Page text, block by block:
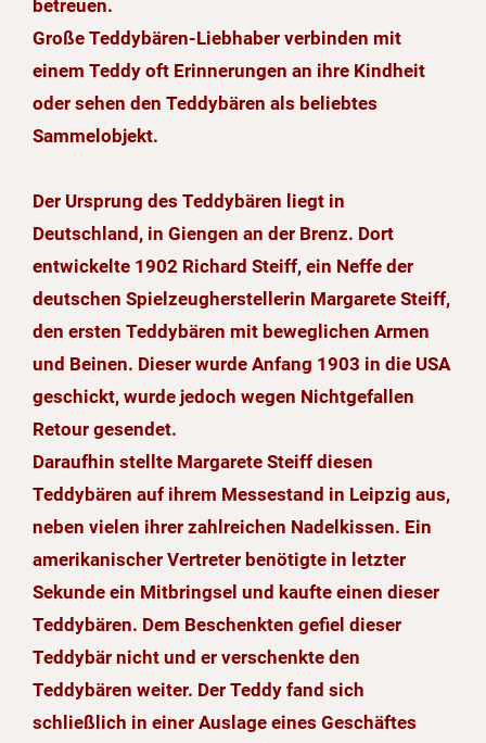
betreuen.
Große Teddybären-Liebhaber verbinden mit
einem Teddy oft Erinnerungen an ihre Kindheit
oder sehen den Teddybären als beliebtes
Sammelobjekt.
Der Ursprung des Teddybären liegt in
Deutschland, in Giengen an der Brenz. Dort
entwickelte 1902 Richard Steiff, ein Neffe der
deutschen Spielzeugherstellerin Margarete Steiff,
den ersten Teddybären mit beweglichen Armen
und Beinen. Dieser wurde Anfang 1903 in die USA
geschickt, wurde jedoch wegen Nichtgefallen
Retour gesendet.
Daraufhin stellte Margarete Steiff diesen
Teddybären auf ihrem Messestand in Leipzig aus,
neben vielen ihrer zahlreichen Nadelkissen. Ein
amerikanischer Vertreter benötigte in letzter
Sekunde ein Mitbringsel und kaufte einen dieser
Teddybären. Dem Beschenkten gefiel dieser
Teddybär nicht und er verschenkte den
Teddybären weiter. Der Teddy fand sich
schließlich in einer Auslage eines Geschäftes